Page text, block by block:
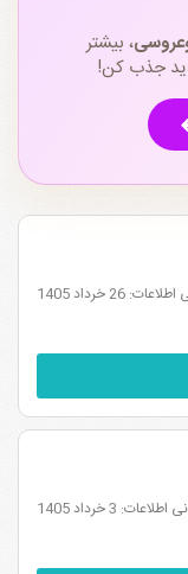
، بیشتر
جذب کن!
26 خرداد 1405
3 خرداد 1405